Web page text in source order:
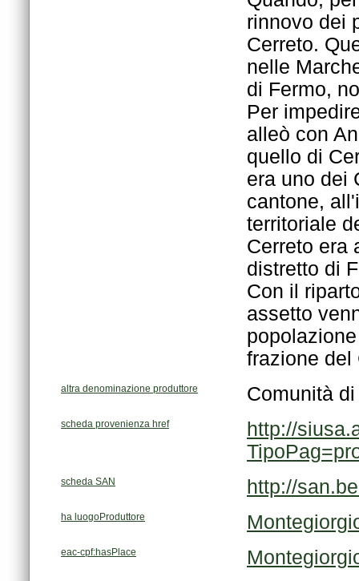
frazione del
altra denominazione produttore Comunità
scheda provenienza href
scheda SAN http://
ha luogoProduttore
eac-cpf:hasPlace